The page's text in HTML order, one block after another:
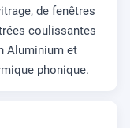
de fenêtres
coulissantes
Aluminium et
phonique.